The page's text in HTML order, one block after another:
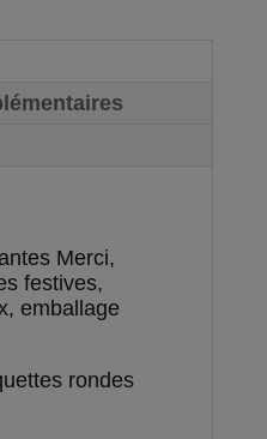
Merci,
festives,
emballage
rondes